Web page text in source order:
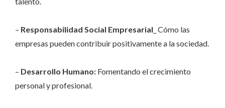
– Responsabilidad Social Empresarial _ Cómo las
empresas pueden contribuir positivamente a la sociedad.
– Desarrollo Humano: Fomentando el crecimiento
personal y profesional.